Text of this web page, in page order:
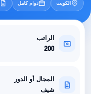
الكويت دوام كامل
الراتب
200
المجال أو الدور
شيف